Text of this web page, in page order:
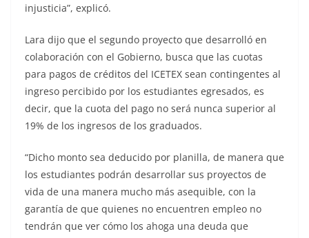
injusticia”, explicó.
Lara dijo que el segundo proyecto que desarrolló en
colaboración con el Gobierno, busca que las cuotas
para pagos de créditos del ICETEX sean contingentes al
ingreso percibido por los estudiantes egresados, es
decir, que la cuota del pago no será nunca superior al
19% de los ingresos de los graduados.
“Dicho monto sea deducido por planilla, de manera que
los estudiantes podrán desarrollar sus proyectos de
vida de una manera mucho más asequible, con la
garantía de que quienes no encuentren empleo no
tendrán que ver cómo los ahoga una deuda que